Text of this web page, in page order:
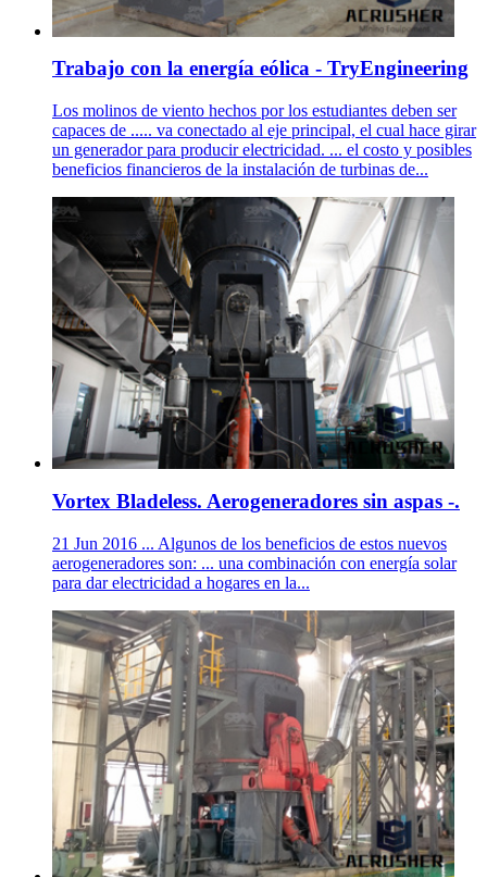
Trabajo con la energía eólica - TryEngineering
Los molinos de viento hechos por los estudiantes deben ser
capaces de ..... va conectado al eje principal, el cual hace girar
un generador para producir electricidad. ... el costo y posibles
beneficios financieros de la instalación de turbinas de...
Vortex Bladeless. Aerogeneradores sin aspas -.
21 Jun 2016 ... Algunos de los beneficios de estos nuevos
aerogeneradores son: ... una combinación con energía solar
para dar electricidad a hogares en la...